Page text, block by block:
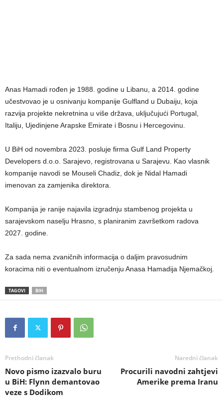
Anas Hamadi rođen je 1988. godine u Libanu, a 2014. godine
učestvovao je u osnivanju kompanije Gulfland u Dubaiju, koja
razvija projekte nekretnina u više država, uključujući Portugal,
Italiju, Ujedinjene Arapske Emirate i Bosnu i Hercegovinu.
U BiH od novembra 2023. posluje firma Gulf Land Property
Developers d.o.o. Sarajevo, registrovana u Sarajevu. Kao vlasnik
kompanije navodi se Mouseli Chadiz, dok je Nidal Hamadi
imenovan za zamjenika direktora.
Kompanija je ranije najavila izgradnju stambenog projekta u
sarajevskom naselju Hrasno, s planiranim završetkom radova
2027. godine.
Za sada nema zvaničnih informacija o daljim pravosudnim
koracima niti o eventualnom izručenju Anasa Hamadija Njemačkoj.
TAGOVI BIH
Prethodni članak
Novo pismo izazvalo buru
u BiH: Flynn demantovao
veze s Dodikom
Naredni članak
Procurili navodni zahtjevi
Amerike prema Iranu